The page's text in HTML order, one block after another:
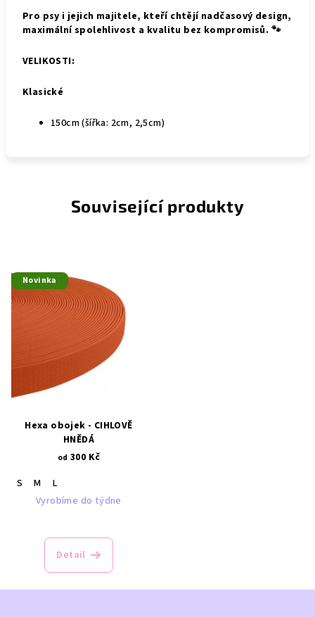
Pro psy i jejich majitele, kteří chtějí nadčasový design,
maximální spolehlivost a kvalitu bez kompromisů. 🐾
VELIKOSTI:
Klasické
150cm (šířka: 2cm, 2,5cm)
Související produkty
Novinka
Hexa obojek - CIHLOVĚ
HNĚDÁ
od 300 Kč
S
M
L
Vyrobíme do týdne
Detail